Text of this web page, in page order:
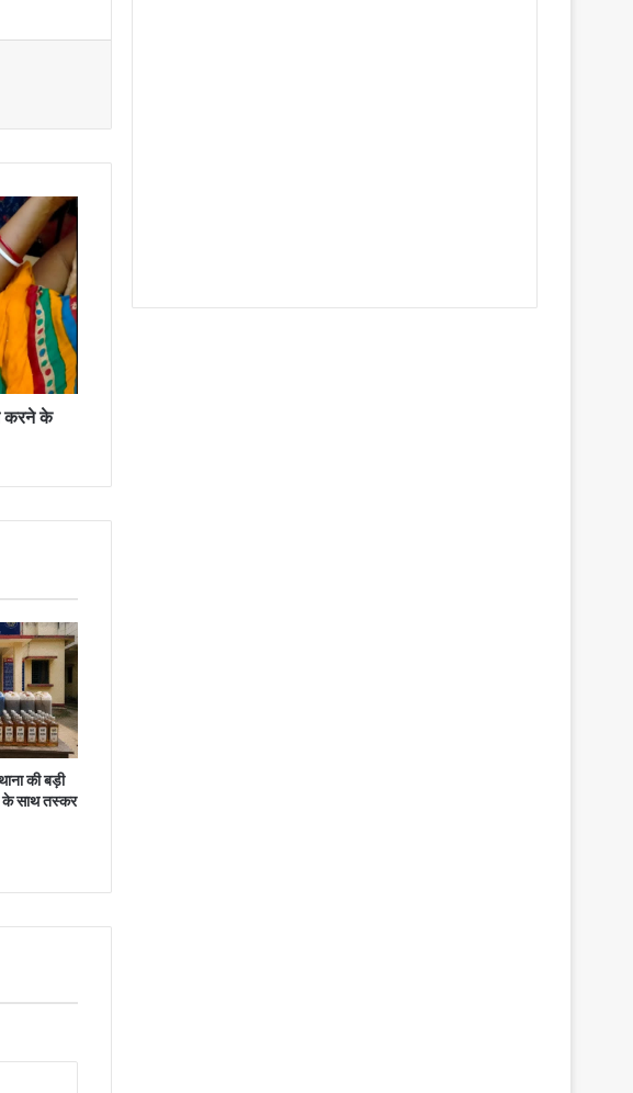
करने के
की बड़ी
के साथ तस्कर